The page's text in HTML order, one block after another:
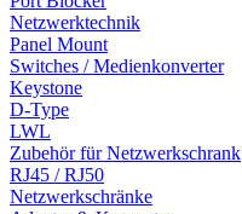
Netzwerktechnik
Panel Mount
Switches / Medienkonverter
Keystone
D-Type
LWL
Zubehör für Netzwerkschrank
RJ45 / RJ50
Netzwerkschränke